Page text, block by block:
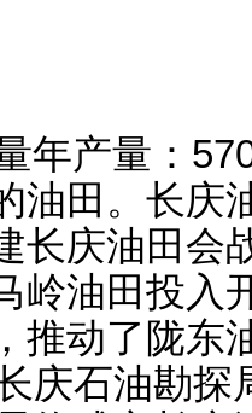
年产量：
油田。长庆
长庆油田会
岭油田投入
推动了陇东
庆石油勘